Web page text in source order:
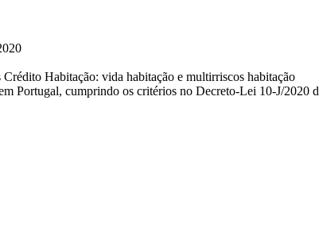
Habitação: vida habitação e multirriscos habitação
Portugal, cumprindo os critérios no Decreto-Lei 10-J/2020